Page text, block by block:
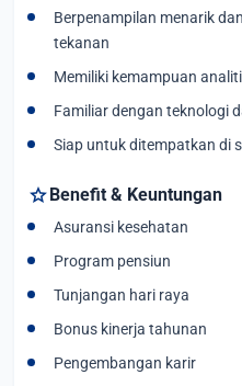
Berpenampilan menarik
tekanan
Memiliki kemampuan
Familiar dengan teknologi
Siap untuk ditempatkan di
starBenefit & Keuntungan
Asuransi kesehatan
Program pensiun
Tunjangan hari raya
Bonus kinerja tahunan
Pengembangan karir